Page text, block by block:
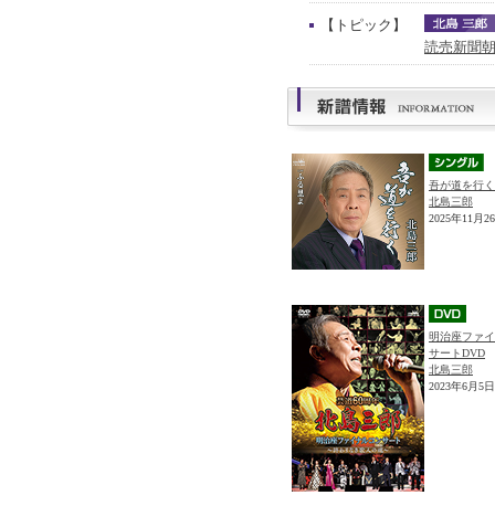
【トピック】
読売新聞
吾が道を行く
北島三郎
2025年11月
明治座ファ
サートDVD
北島三郎
2023年6月5